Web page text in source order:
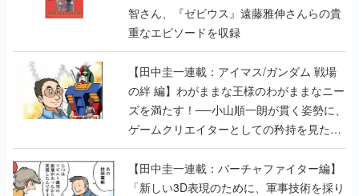
智さん、『ゼビウス』遠藤雅伸さんらの貴
重なエピソードを収録
【田中圭一連載：アイマス/ガンダム 戦場
の絆 編】わがままな王様のわがままなニー
ズを満たす！──小山順一朗が貫く姿勢に、
ゲームクリエイターとしての矜持を見た
【若ゲのいたり最終回】
【田中圭一連載：バーチャファイター編】
「新しい3D表現のために、軍事技術を採り